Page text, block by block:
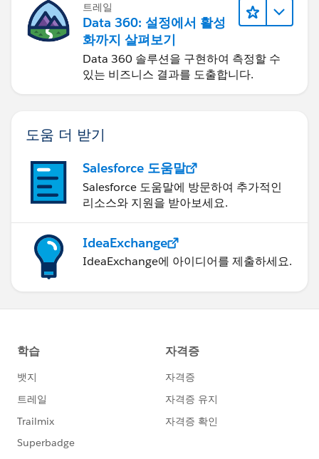
트레일
Data 360: 설정에서 활성
화까지 살펴보기
Data 360 솔루션을 구현하여 측정할 수
있는 비즈니스 결과를 도출합니다.
도움 더 받기
Salesforce 도움말
Salesforce 도움말에 방문하여 추가적인
리소스와 지원을 받아보세요.
IdeaExchange
IdeaExchange에 아이디어를 제출하세요.